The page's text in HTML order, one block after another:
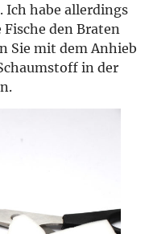
Ich habe allerdings
den Braten
Sie mit dem Anhieb
in der